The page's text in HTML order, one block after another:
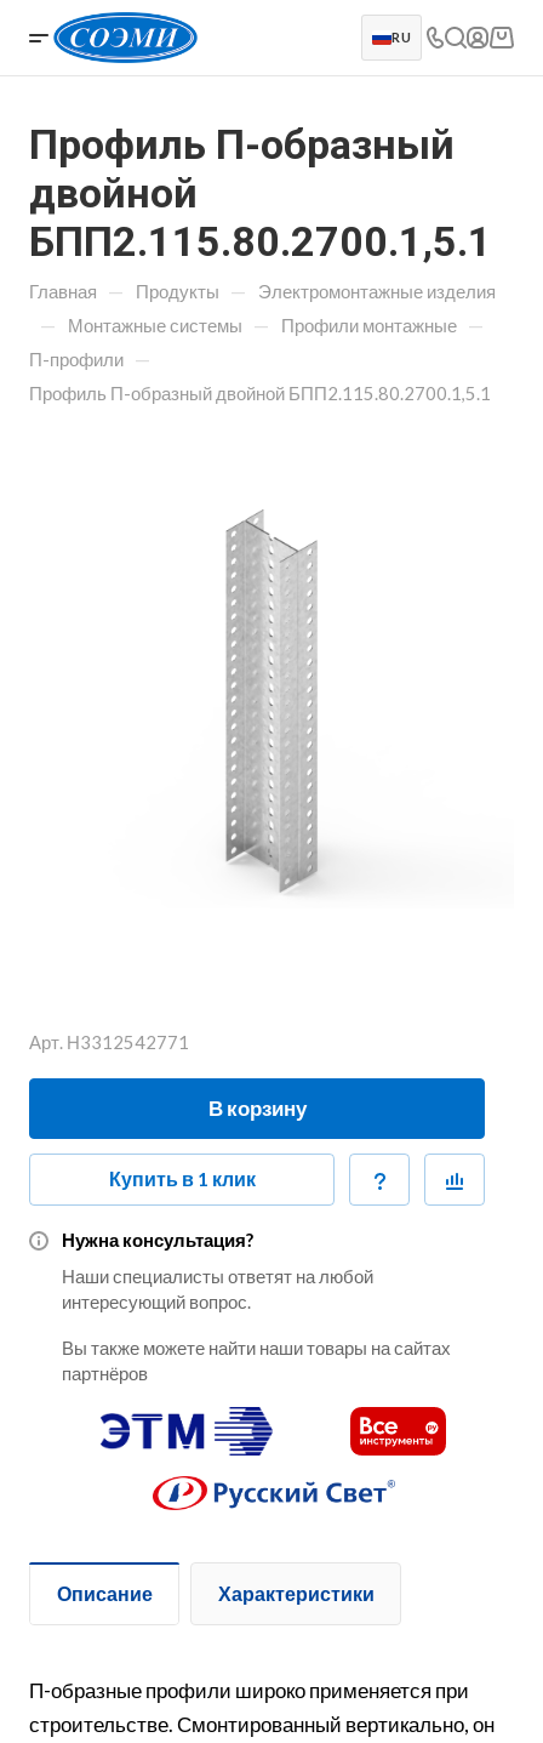
RU
Профиль П-образный
двойной
БПП2.115.80.2700.1,5.1
Главная — Продукты — Электромонтажные изделия
— Монтажные системы — Профили монтажные —
П-профили —
Профиль П-образный двойной БПП2.115.80.2700.1,5.1
Арт. Н3312542771
В корзину
Купить в 1 клик
Нужна консультация?
Наши специалисты ответят на любой
интересующий вопрос.
Вы также можете найти наши товары на сайтах
партнёров
Описание Характеристики
П-образные профили широко применяется при
строительстве. Смонтированный вертикально, он